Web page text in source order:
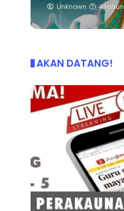
Unknown 4
AKAN DATANG!